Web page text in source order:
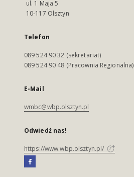
ul. 1 Maja 5
10-117 Olsztyn
Telefon
089 524 90 32 (sekretariat)
089 524 90 48 (Pracownia Regionalna)
E-Mail
wmbc@wbp.olsztyn.pl
Odwiedź nas!
https://www.wbp.olsztyn.pl/